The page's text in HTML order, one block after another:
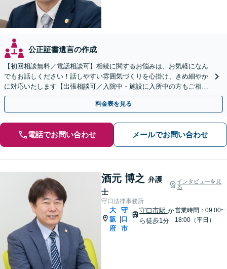
公正証書遺言の作成
【初回相談無料／電話相談可】相続に関するお悩みは、お気軽になん
でもお話しください！話しやすい雰囲気づくりを心掛け、きめ細やか
に対応いたします【出張相談可／入院中・施設に入所中の方もご相談
ください】【子連れ相談・車いす利用可】
料金表を見る
電話でお問い合わせ メールでお問い合わせ
酒元 博之 弁護
士
インタビューを見
る
守口法律事務所
大
阪
府
守
口
市
守口市駅 か
ら徒歩1分
営業時間：09:00~
18:00（平日）